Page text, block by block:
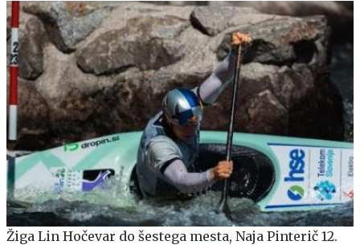
Žiga Lin Hočevar do šestega mesta, Naja Pinterič 12.